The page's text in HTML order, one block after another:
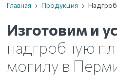
Главная › Продукция ›
Изготовим и
надгробную
могилу в